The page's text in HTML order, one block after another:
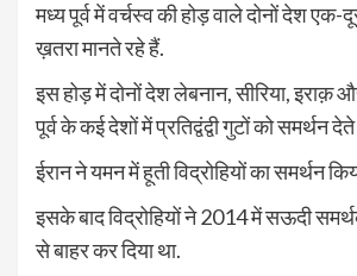
मध्य पूर्व में वर्चस्व की होड़ वाले दोनों देश
ख़तरा मानते रहे हैं.
इस होड़ में दोनों देश लेबनान, सीरिया, इराक़
पूर्व के कई देशों में प्रतिद्वंद्वी गुटों को समर्थन
ईरान ने यमन में हूती विद्रोहियों का समर्थन
इसके बाद विद्रोहियों ने 2014 में सऊदी
से बाहर कर दिया था.